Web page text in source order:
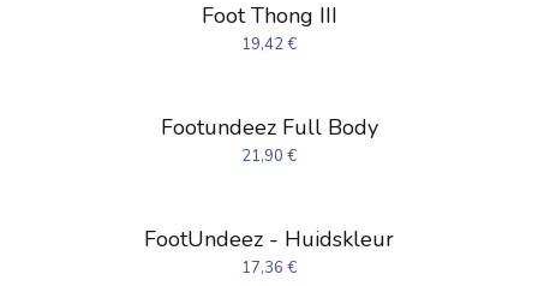
Foot Thong III
19,42€
Footundeez Full Body
21,90 €
FootUndeez - Huidskleur
17,36 €